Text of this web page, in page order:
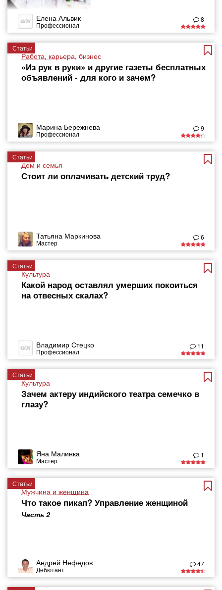
Елена Альвик
Профессионал
8
Статьи
Работа, карьера, бизнес
«Из рук в руки» и другие газеты бесплатных
объявлений - для кого и зачем?
Марина Бережнева
Профессионал
9
Статьи
Дом и семья
Стоит ли оплачивать детский труд?
Татьяна Маркинова
Мастер
6
Статьи
Культура
Какой народ оставлял умерших покоиться
на отвесных скалах?
Владимир Стецко
Профессионал
11
Статьи
Культура
Зачем актеру индийского театра семечко в
глазу?
Яна Малинка
Мастер
1
Статьи
Мужчина и женщина
Что такое пикап? Управление женщиной
Часть 2
Андрей Нефедов
Дебютант
47